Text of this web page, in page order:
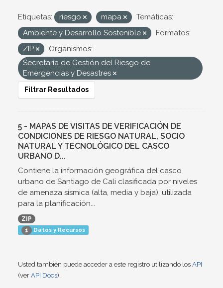
Etiquetas: riesgo mapa
Temáticas:
Ambiente y Desarrollo Sostenible
Formatos:
ZIP
Organismos:
Secretaría de Gestión del Riesgo de
Emergencias y Desastres
Filtrar Resultados
5 - MAPAS DE VISITAS DE VERIFICACIÓN DE
CONDICIONES DE RIESGO NATURAL, SOCIO
NATURAL Y TECNOLÓGICO DEL CASCO
URBANO D...
Contiene la información geográfica del casco
urbano de Santiago de Cali clasificada por niveles
de amenaza sísmica (alta, media y baja), utilizada
para la planificación...
ZIP
1 Datos y Recursos
Usted también puede acceder a este registro utilizando los API
(ver API Docs).